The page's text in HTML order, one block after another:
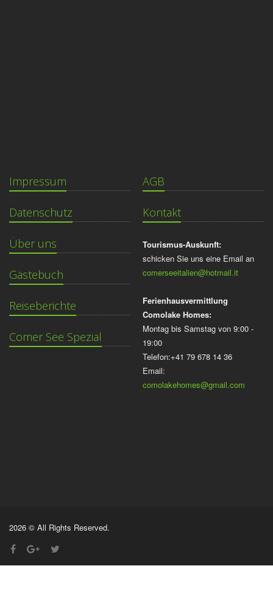
Impressum
Datenschutz
Über uns
Gästebuch
Reiseberichte
Comer See Spezial
AGB
Kontakt
Tourismus-Auskunft:
schicken Sie uns eine Email an
comerseeitalien@hotmail.it
Ferienhausvermittlung
Comolake Homes:
Montag bis Samstag von 9:00 -
19:00
Telefon:+41 79 678 14 36
Email:
comolakehomes@gmail.com
2026 © All Rights Reserved.